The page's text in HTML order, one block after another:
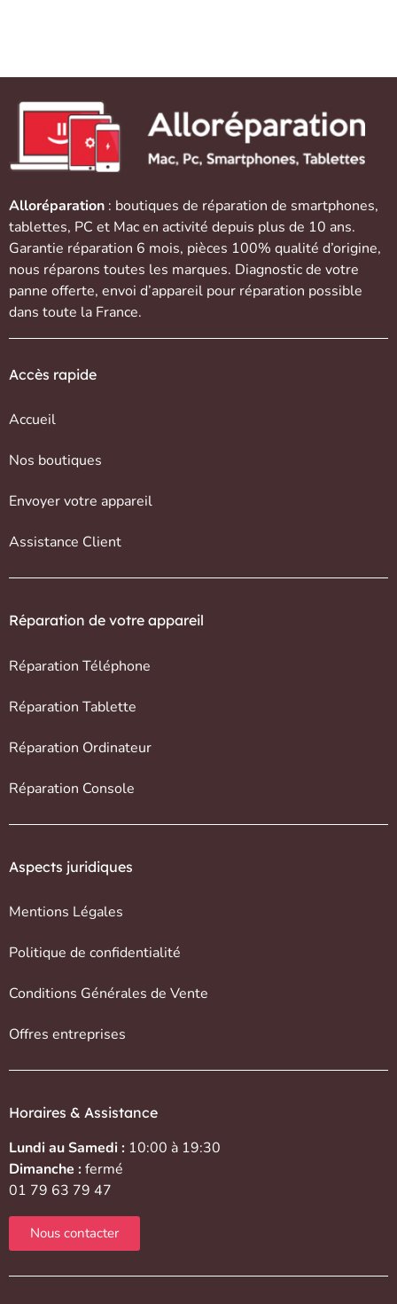
Alloréparation : boutiques de réparation de smartphones,
tablettes, PC et Macen activité depuis plus de 10 ans.
Garantie réparation 6 mois, pièces 100% qualité d’origine,
nous réparons toutes les marques. Diagnostic de votre
panne offerte, envoi d’appareil pour réparation possible
dans toute la France.
Accès rapide
Accueil
Nos boutiques
Envoyer votre appareil
Assistance Client
Réparation de votre appareil
Réparation Téléphone
Réparation Tablette
Réparation Ordinateur
Réparation Console
Aspects juridiques
Mentions Légales
Politique de confidentialité
Conditions Générales de Vente
Offres entreprises
Horaires & Assistance
Lundi au Samedi : 10:00 à 19:30
Dimanche :fermé
01 79 63 79 47
Nous contacter